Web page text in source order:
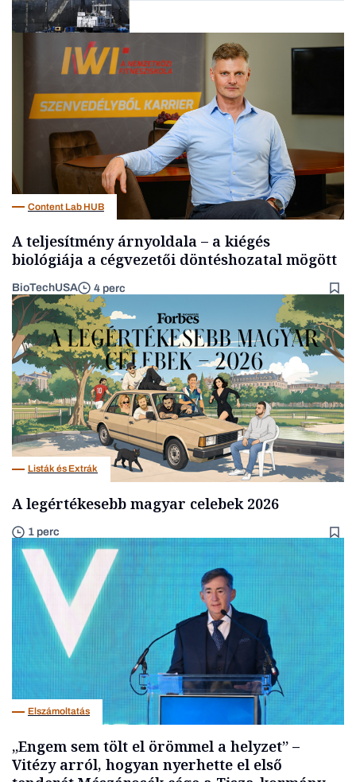
Content Lab HUB
A teljesítmény árnyoldala – a kiégés
biológiája a cégvezetői döntéshozatal mögött
BioTechUSA 4 perc
Listák és Extrák
A legértékesebb magyar celebek 2026
1 perc
Elszámoltatás
„Engem sem tölt el örömmel a helyzet” –
Vitézy arról, hogyan nyerhette el első